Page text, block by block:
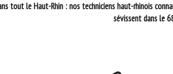
tout le Haut-Rhin : nos techniciens haut-rhinois
sévissent dans le